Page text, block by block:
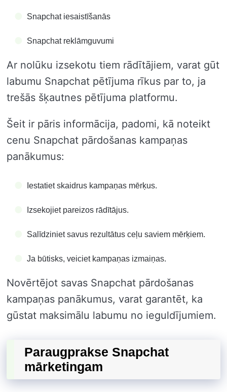
Snapchat iesaistīšanās
Snapchat reklāmguvumi
Ar nolūku izsekotu tiem rādītājiem, varat gūt
labumu Snapchat pētījuma rīkus par to, ja
trešās šķautnes pētījuma platformu.
Šeit ir pāris informācija, padomi, kā noteikt
cenu Snapchat pārdošanas kampaņas
panākumus:
Iestatiet skaidrus kampaņas mērķus.
Izsekojiet pareizos rādītājus.
Salīdziniet savus rezultātus ceļu saviem mērķiem.
Ja būtisks, veiciet kampaņas izmaiņas.
Novērtējot savas Snapchat pārdošanas
kampaņas panākumus, varat garantēt, ka
gūstat maksimālu labumu no ieguldījumiem.
Paraugprakse Snapchat
mārketingam